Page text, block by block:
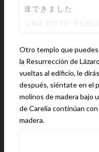
達できました
Otro templo que puedes
la Resurrección de
vueltas al edificio, le
después, siéntate en el
molinos de madera bajo
de Carelia continúan
madera.